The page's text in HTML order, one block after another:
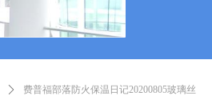
ꄲ 费普福部落防火保温日记20200805玻璃丝